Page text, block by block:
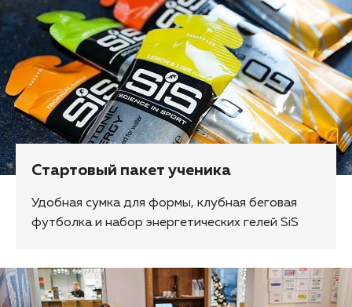
Стартовый пакет ученика
Удобная сумка для формы, клубная беговая
футболка и набор энергетических гелей SiS